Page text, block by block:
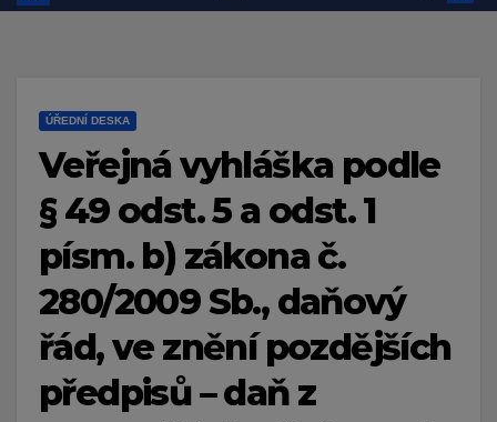
ÚŘEDNÍ DESKA
Veřejná vyhláška podle
§ 49 odst. 5 a odst. 1
písm. b) zákona č.
280/2009 Sb., daňový
řád, ve znění pozdějších
předpisů – daň z